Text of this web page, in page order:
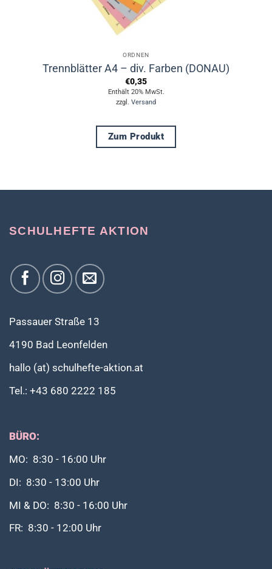
ORDNEN
Trennblätter A4 – div. Farben (DONAU)
€0,35
Enthält 20% MwSt.
zzgl. Versand
Zum Produkt
mehrere
Die
SCHULHEFTE AKTION
Passauer Straße 13
4190 Bad Leonfelden
hallo (at) schulhefte-aktion.at
Tel.: +43 680 2222 185
BÜRO:
MO: 8:30 - 16:00 Uhr
DI: 8:30 - 13:00 Uhr
MI & DO: 8:30 - 16:00 Uhr
FR: 8:30 - 12:00 Uhr